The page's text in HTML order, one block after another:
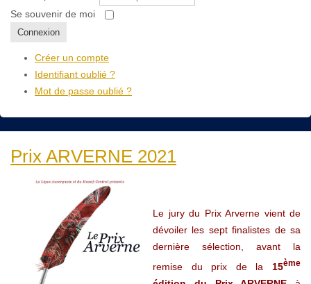
Se souvenir de moi
Connexion
Créer un compte
Identifiant oublié ?
Mot de passe oublié ?
Prix ARVERNE 2021
Le jury du Prix Arverne vient de
dévoiler les sept finalistes de sa
dernière sélection, avant la
remise du prix de la 15ème